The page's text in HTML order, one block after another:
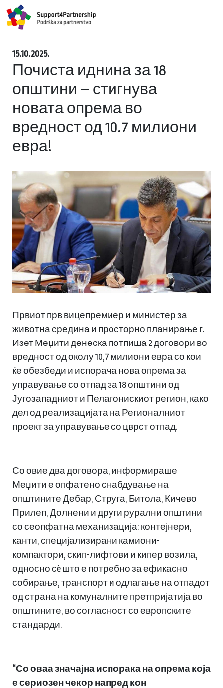
15.10.2025.
Почиста иднина за 18
општини – стигнува
новата опрема во
вредност од 10.7 милиони
евра!
Првиот прв вицепремиер и министер за
животна средина и просторно планирање г.
Изет Меџити денеска потпиша 2 договори во
вредност од околу 10,7 милиони евра со кои
ќе обезбеди и испорача нова опрема за
управување со отпад за 18 општини од
Југозападниот и Пелагонискиот регион, како
дел од реализацијата на Регионалниот
проект за управување со цврст отпад.
Со овие два договора, информираше
Меџити е опфатено снабдување на
општините Дебар, Струга, Битола, Кичево
Прилеп, Долнени и други рурални општини
со сеопфатна механизација: контејнери,
канти, специјализирани камиони-
компактори, скип-лифтови и кипер возила,
односно сè што е потребно за ефикасно
собирање, транспорт и одлагање на отпадот
од страна на комуналните претпријатија во
општините, во согласност со европските
стандарди.
“Со оваа значајна испорака на опрема која
е сериозен чекор напред кон